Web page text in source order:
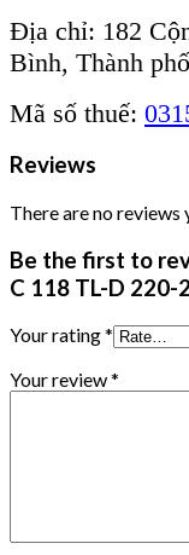
Địa chỉ: 182
Bình, Thành
Mã số thuế:
Reviews
There are no reviews
Be the first to
C 118 TL-D 220-
Your rating*
Your review*